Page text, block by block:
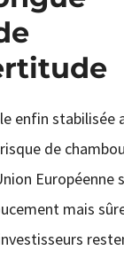
enfin stabilisée
de
Européenne
mais